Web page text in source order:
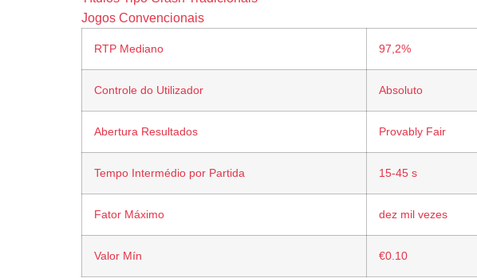
Jogos Convencionais
RTP Mediano 97,2%
Controle do Utilizador Absoluto
Abertura Resultados Provably Fair
Tempo Intermédio por Partida 15-45 s
Fator Máximo dez mil vezes
Valor Mín €0.10